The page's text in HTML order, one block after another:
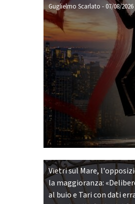
Guglielmo Scarlato -07/08/2026
Vietri sul Mare,
la maggioranza:
al buio e Tari con dati